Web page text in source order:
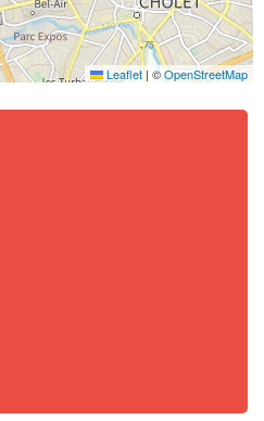
Leaflet | ©OpenStreetMap